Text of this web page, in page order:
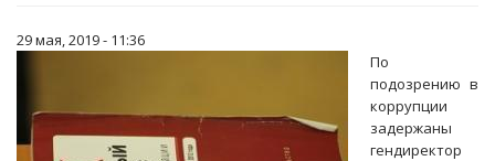
29 мая, 2019 - 11:36
По
подозрению в
коррупции
задержаны
гендиректор